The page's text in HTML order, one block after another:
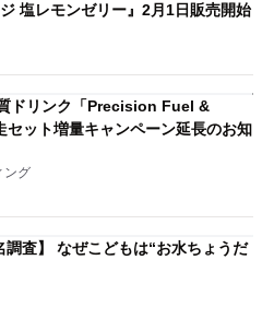
塩レモンゼリー』2月1日販売開始
ドリンク「Precision Fuel &
ット増量キャンペーン延長のお知
ング
調査】 なぜこどもは“お水ちょうだ